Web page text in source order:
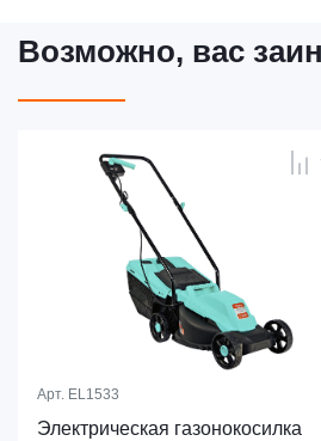
Возможно, вас
Арт. EL1533
Электрическая газонокосилка